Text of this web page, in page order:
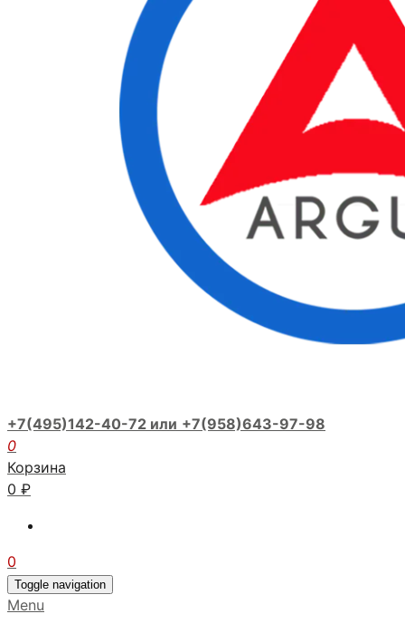
+7(495)142-40-72 или +7(958)643-97-98
0
Корзина
0 ₽
0
Toggle navigation
Menu